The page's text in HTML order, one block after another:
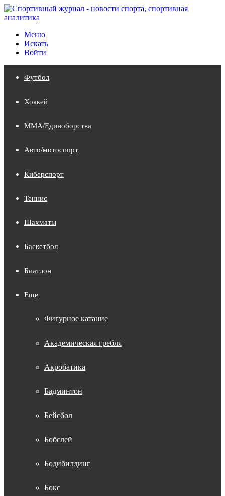
Меню
Искать
Войти
Футбол
Хоккей
MMA/Единоборства
Авто/мотоспорт
Киберспорт
Теннис
Шахматы
Баскетбол
Биатлон
Еще
Фигурное катание
Академическая гребля
Акробатика
Бадминтон
Бейсбол
Бобслей
Бодибилдинг
Бокс